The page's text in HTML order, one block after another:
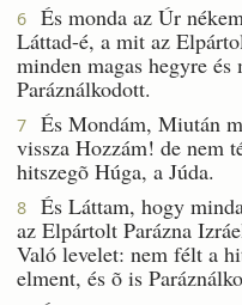
6
És monda az Úr
Láttad-é, a mit az
minden magas hegyre
Paráználkodott.
7
És Mondám, Miután
vissza Hozzám! de nem
hitszegõ Húga, a Júda.
8
És Láttam, hogy
az Elpártolt Parázna
Való levelet: nem félt a
elment, és õ is